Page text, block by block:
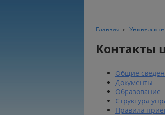
Главная
Контакты
Общие
Документы
Образование
Структура
Правила